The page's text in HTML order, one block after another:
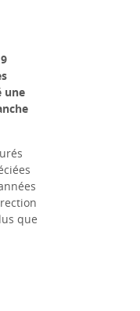
une
que